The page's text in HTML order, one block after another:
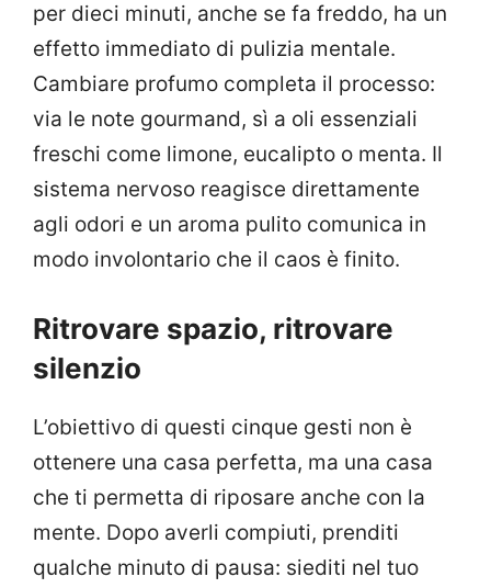
per dieci minuti, anche se fa freddo, ha un
effetto immediato di pulizia mentale.
Cambiare profumo completa il processo:
via le note gourmand, sì a oli essenziali
freschi come limone, eucalipto o menta. Il
sistema nervoso reagisce direttamente
agli odori e un aroma pulito comunica in
modo involontario che il caos è finito.
Ritrovare spazio, ritrovare
silenzio
L’obiettivo di questi cinque gesti non è
ottenere una casa perfetta, ma una casa
che ti permetta di riposare anche con la
mente. Dopo averli compiuti, prenditi
qualche minuto di pausa: siediti nel tuo